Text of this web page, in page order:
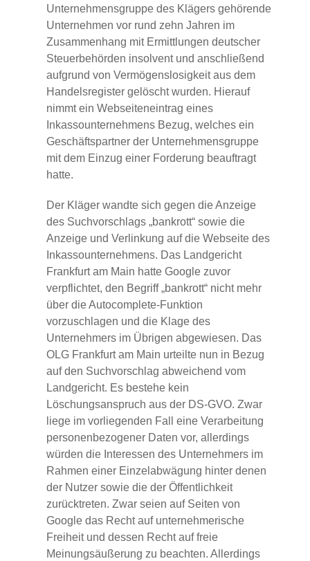
Unternehmensgruppe des Klägers gehörende
Unternehmen vor rund zehn Jahren im
Zusammenhang mit Ermittlungen deutscher
Steuerbehörden insolvent und anschließend
aufgrund von Vermögenslosigkeit aus dem
Handelsregister gelöscht wurden. Hierauf
nimmt ein Webseiteneintrag eines
Inkassounternehmens Bezug, welches ein
Geschäftspartner der Unternehmensgruppe
mit dem Einzug einer Forderung beauftragt
hatte.
Der Kläger wandte sich gegen die Anzeige
des Suchvorschlags „bankrott“ sowie die
Anzeige und Verlinkung auf die Webseite des
Inkassounternehmens. Das Landgericht
Frankfurt am Main hatte Google zuvor
verpflichtet, den Begriff „bankrott“ nicht mehr
über die Autocomplete-Funktion
vorzuschlagen und die Klage des
Unternehmers im Übrigen abgewiesen. Das
OLG Frankfurt am Main urteilte nun in Bezug
auf den Suchvorschlag abweichend vom
Landgericht. Es bestehe kein
Löschungsanspruch aus der DS-GVO. Zwar
liege im vorliegenden Fall eine Verarbeitung
personenbezogener Daten vor, allerdings
würden die Interessen des Unternehmers im
Rahmen einer Einzelabwägung hinter denen
der Nutzer sowie die der Öffentlichkeit
zurücktreten. Zwar seien auf Seiten von
Google das Recht auf unternehmerische
Freiheit und dessen Recht auf freie
Meinungsäußerung zu beachten. Allerdings